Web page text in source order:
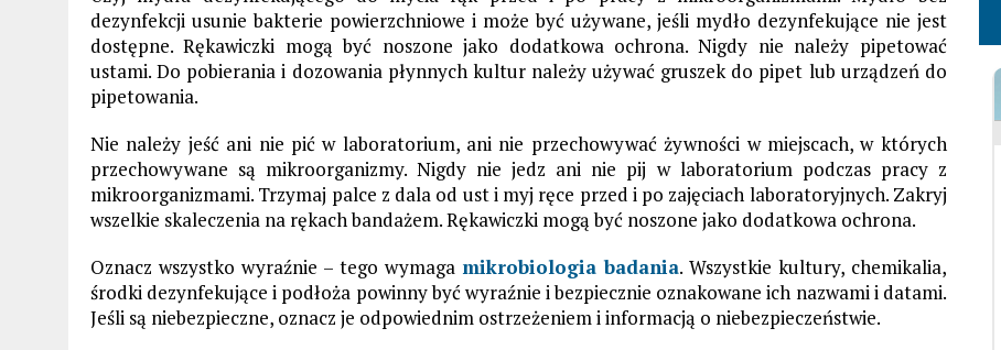
dezynfekcji usunie bakterie powierzchniowe i może być używane, jeśli mydło dezynfekujące nie jest
dostępne. Rękawiczki mogą być noszone jako dodatkowa ochrona. Nigdy nie należy pipetować
ustami. Do pobierania i dozowania płynnych kultur należy używać gruszek do pipet lub urządzeń do
pipetowania.
Nie należy jeść ani nie pić w laboratorium, ani nie przechowywać żywności w miejscach, w których
przechowywane są mikroorganizmy. Nigdy nie jedz ani nie pij w laboratorium podczas pracy z
mikroorganizmami. Trzymaj palce z dala od ust i myj ręce przed i po zajęciach laboratoryjnych. Zakryj
wszelkie skaleczenia na rękach bandażem. Rękawiczki mogą być noszone jako dodatkowa ochrona.
Oznacz wszystko wyraźnie – tego wymaga mikrobiologia badania. Wszystkie kultury, chemikalia,
środki dezynfekujące i podłoża powinny być wyraźnie i bezpiecznie oznakowane ich nazwami i datami.
Jeśli są niebezpieczne, oznacz je odpowiednim ostrzeżeniem i informacją o niebezpieczeństwie.